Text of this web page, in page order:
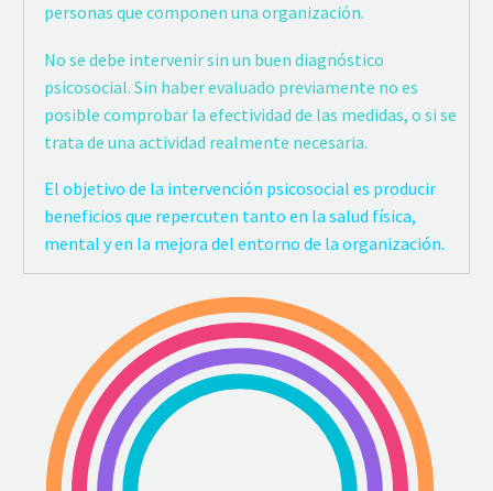
personas que componen una organización.
No se debe intervenir sin un buen diagnóstico
psicosocial. Sin haber evaluado previamente no es
posible comprobar la efectividad de las medidas, o si se
trata de una actividad realmente necesaria.
El objetivo de la intervención psicosocial es producir
beneficios que repercuten tanto en la salud física,
mental y en la mejora del entorno de la organización.